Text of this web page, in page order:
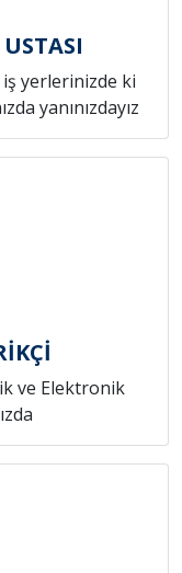
yerlerinizde ki
yanınızdayız
ve Elektronik